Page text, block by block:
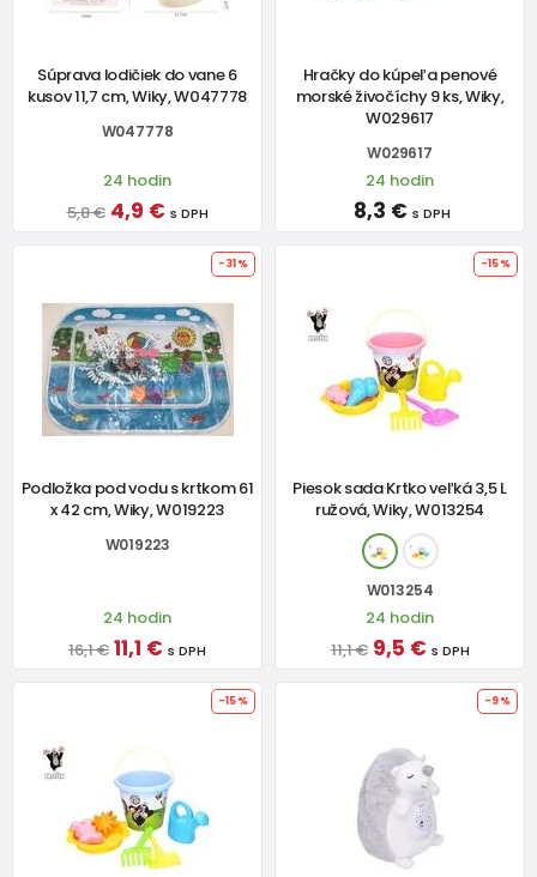
Súprava lodičiek do vane 6
kusov 11,7 cm, Wiky, W047778
W047778
24 hodin
5,8 € 4,9 € s DPH
Hračky do kúpeľa penové
morské živočíchy 9 ks, Wiky,
W029617
W029617
24 hodin
8,3 € s DPH
-31%
Podložka pod vodu s krtkom 61
x 42 cm, Wiky, W019223
W019223
24 hodin
16,1 € 11,1 € s DPH
-15%
Piesok sada Krtko veľká 3,5 L
ružová, Wiky, W013254
W013254
24 hodin
11,1 € 9,5 € s DPH
-15% -9%